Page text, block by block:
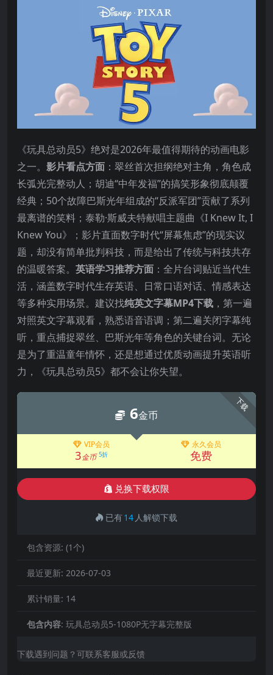
《玩具总动员5》绝对是2026年最值得期待的动画电影
之一。 影片看点方面 ：翠丝首次担纲绝对主角，角色成
长弧光完整动人 ；胡迪“中年发福”的搞笑形象彻底颠覆
经典 ；50个故障巴斯光年组成的“反派军团”贡献了系列
最离谱的笑料 ；泰勒·斯威夫特献唱主题曲《I Knew It, I
Knew You》
；影片直面数字时代“屏幕焦虑”的现实议
题，却没有简单批判科技，而是给出了传统与科技共存
的温暖答案。 英语学习推荐方面 ：全片台词贴近当代生
活，涵盖数字时代生存英语、日常口语对话、情感表达
等多种实用场景。建议找纯英文字幕MP4下载 ，第一遍
对照英文字幕观看，熟悉语音语调；第二遍关闭字幕纯
听，重点捕捉翠丝、巴斯光年等角色的关键台词。无论
是为了重温童年情怀，还是想通过优质动画提升英语听
力，《玩具总动员5》都不会让你失望。
下载
6金币
VIP会员
3金币 5折
永久会员
免费
兑换下载权限
已有14 人解锁下载
包含资源: (1个)
最近更新: 2026-07-03
累计销量: 14
包含内容: 玩具总动员5-1080P无字幕完整版
下载遇到问题？可联系客服或反馈